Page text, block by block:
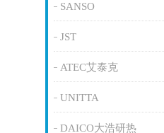
SANSO
JST
ATEC艾泰克
UNITTA
DAICO大浩研热